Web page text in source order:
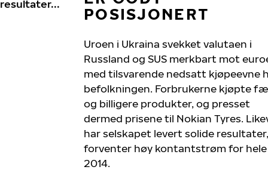
resultater...
POSISJONERT
Uroen i Ukraina svekket valutaen i
Russland og SUS merkbart mot
med tilsvarende nedsatt kjøpeevne
befolkningen. Forbrukerne kjøpte
og billigere produkter, og presset
dermed prisene til Nokian Tyres.
har selskapet levert solide
forventer høy kontantstrøm for hele
2014.